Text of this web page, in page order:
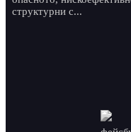
структурни с...